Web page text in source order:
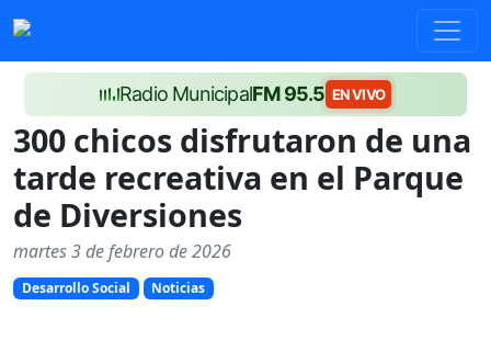
Radio MunicipalFM 95.5 EN VIVO
300 chicos disfrutaron de una
tarde recreativa en el Parque
de Diversiones
martes 3 de febrero de 2026
Desarrollo Social Noticias